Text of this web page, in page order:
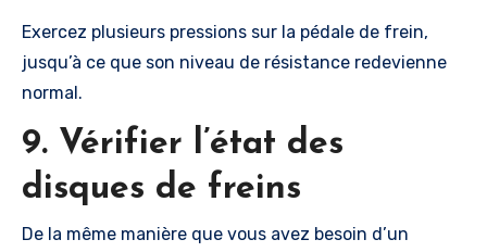
Exercez plusieurs pressions sur la pédale de frein,
jusqu’à ce que son niveau de résistance redevienne
normal.
9. Vérifier l’état des
disques de freins
De la même manière que vous avez besoin d’un